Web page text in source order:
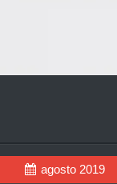
agosto 2019